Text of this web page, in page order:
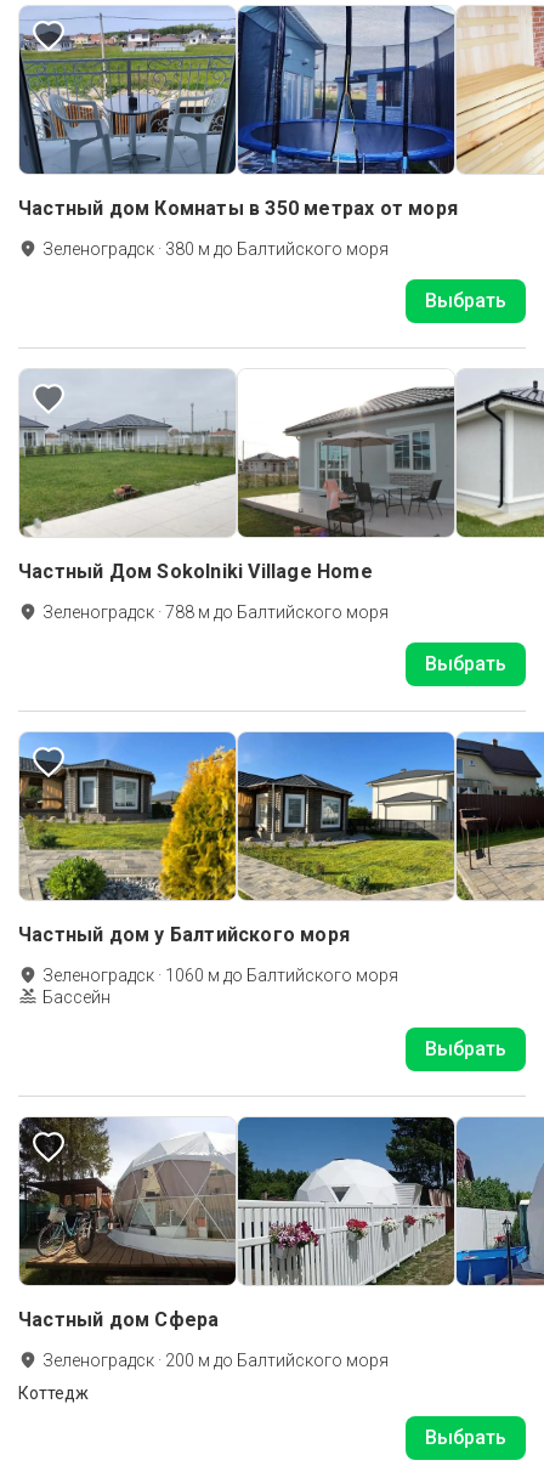
Частный дом Комнаты в 350 метрах от моря
Зеленоградск · 380 м до Балтийского моря
Выбрать
Частный Дом Sokolniki Village Home
Зеленоградск ·788 м до Балтийского моря
Выбрать
Частный дом у Балтийского моря
Зеленоградск · 1060 м до Балтийского моря
Бассейн
Выбрать
Частный дом Cфера
Зеленоградск · 200 м до Балтийского моря
Коттедж
Выбрать